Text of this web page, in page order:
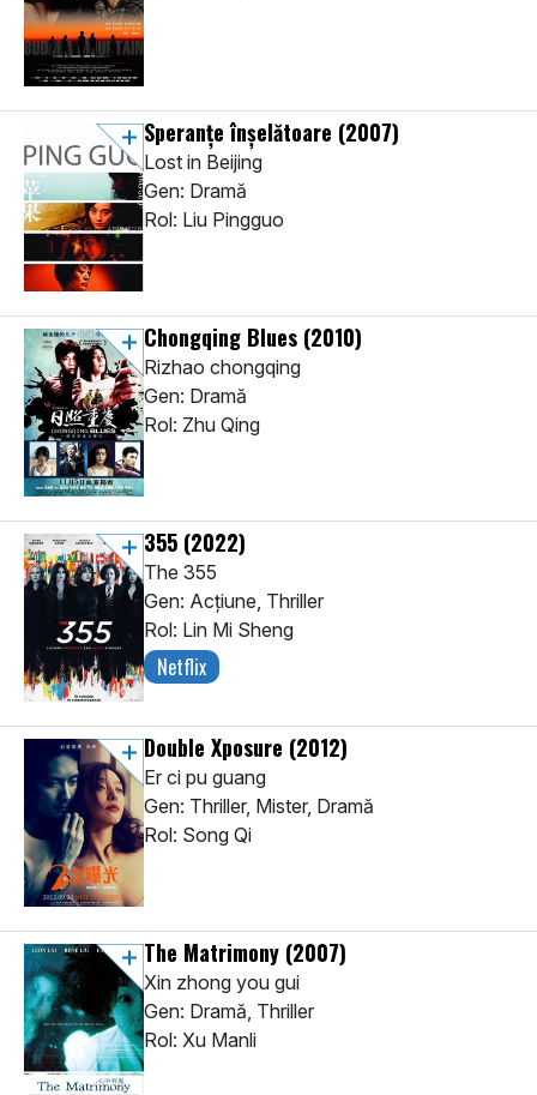
Speranțe înșelătoare (2007)
Lost in Beijing
Gen: Dramă
Rol: Liu Pingguo
Chongqing Blues (2010)
Rizhao chongqing
Gen: Dramă
Rol: Zhu Qing
355 (2022)
The 355
Gen: Acţiune, Thriller
Rol: Lin Mi Sheng
Netflix
Double Xposure (2012)
Er ci pu guang
Gen: Thriller, Mister, Dramă
Rol: Song Qi
The Matrimony (2007)
Xin zhong you gui
Gen: Dramă, Thriller
Rol: Xu Manli